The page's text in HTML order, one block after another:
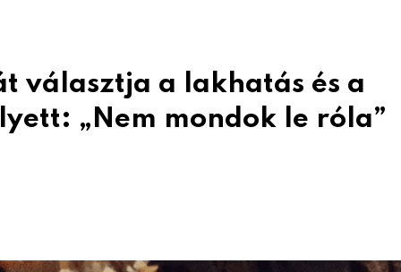
választja a lakhatás és a
„Nem mondok le róla”